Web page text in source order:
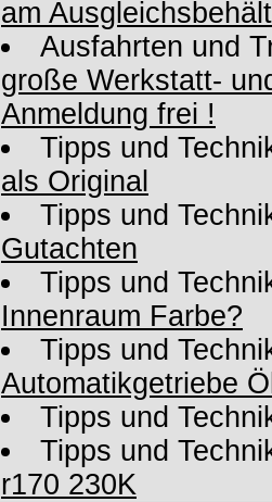
am
Ausfahrten und
große Werkstatt-
Anmeldung frei !
Tipps und
als Original
Tipps und
Gutachten
Tipps und
Innenraum Farbe?
Tipps und
Automatikgetriebe
Tipps und
Tipps und
r170 230K